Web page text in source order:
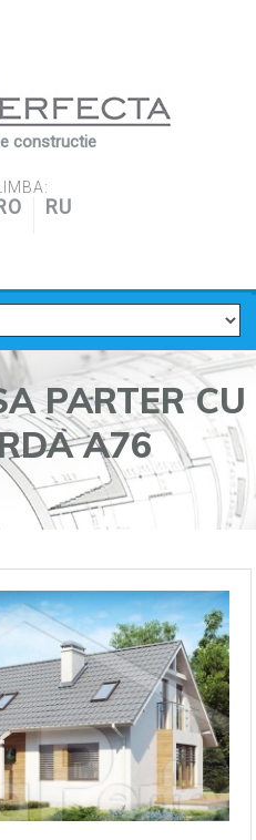
constructie
LIMBA:
RU
PARTER CU
A76